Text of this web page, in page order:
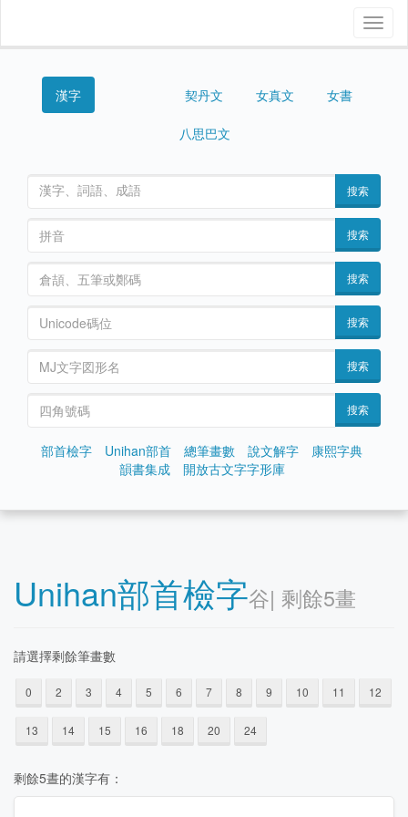
漢字 契丹文 女真文 女書
八思巴文
搜索
搜索
搜索
搜索
搜索
搜索
部首檢字 Unihan部首 總筆畫數 說文解字
康熙字典
韻書集成
開放古文字字形庫
Unihan部首檢字⾕| 剩餘5畫
請選擇剩餘筆畫數
0 2 3 4 5 6 7 8 9 10 11 12
13 14 15 16 18 20 24
剩餘5晝的漢字有：